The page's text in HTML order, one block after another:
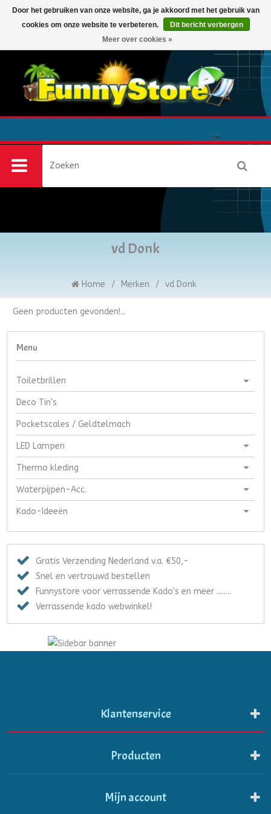
0
vd Donk
Home / Merken / vd Donk
Geen producten gevonden!...
Menu
Toiletbrillen
Deco Tin's
Pocketscales / Geldtelmach
LED Lampen
Thermo kleding
Waterpijpen-Acc.
Kado-Ideeën
Gratis Verzending Nederland v.a. €50,-
Snel en vertrouwd bestellen
Funnystore voor verrassende Kado's en meer ........
Verrassende kado webwinkel!
Klantenservice
Producten
Mijn account
Door het gebruiken van onze website, ga je akkoord met het gebruik van
cookies om onze website te verbeteren.
Dit bericht verbergen
Meer over cookies »